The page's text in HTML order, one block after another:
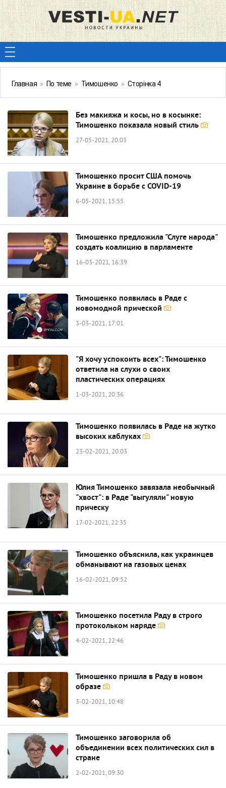
Главная » По теме » Тимошенко » Сторінка 4
Без макияжа и косы, но в косынке:
Тимошенко показала новый стиль
27-05-2021, 20:03
Тимошенко просит США помочь
Украине в борьбе с COVID-19
6-05-2021, 15:55
Тимошенко предложила "Слуге народа"
создать коалицию в парламенте
16-03-2021, 16:39
Тимошенко появилась в Раде с
новомодной прической
3-03-2021, 17:01
"Я хочу успокоить всех": Тимошенко
ответила на слухи о своих
пластических операциях
1-03-2021, 20:36
Тимошенко появилась в Раде на жутко
высоких каблуках
23-02-2021, 20:03
Юлия Тимошенко завязала необычный
"хвост": в Раде "выгуляли" новую
прическу
17-02-2021, 22:35
Тимошенко объяснила, как украинцев
обманывают на газовых ценах
16-02-2021, 09:52
Тимошенко посетила Раду в строго
протокольком наряде
4-02-2021, 22:46
Тимошенко пришла в Раду в новом
образе
3-02-2021, 10:48
Тимошенко заговорила об
объединении всех политических сил в
стране
2-02-2021, 09:30